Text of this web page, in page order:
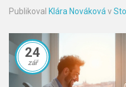
Publikoval Klára Nováková v
24
zář